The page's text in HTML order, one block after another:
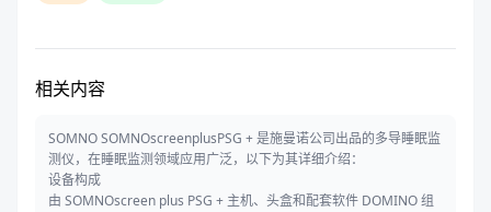
相关内容
SOMNO SOMNOscreenplusPSG + 是施曼诺公司出品的多导睡眠监
测仪，在睡眠监测领域应用广泛，以下为其详细介绍：
设备构成
由 SOMNOscreen plus PSG + 主机、头盒和配套软件 DOMINO 组